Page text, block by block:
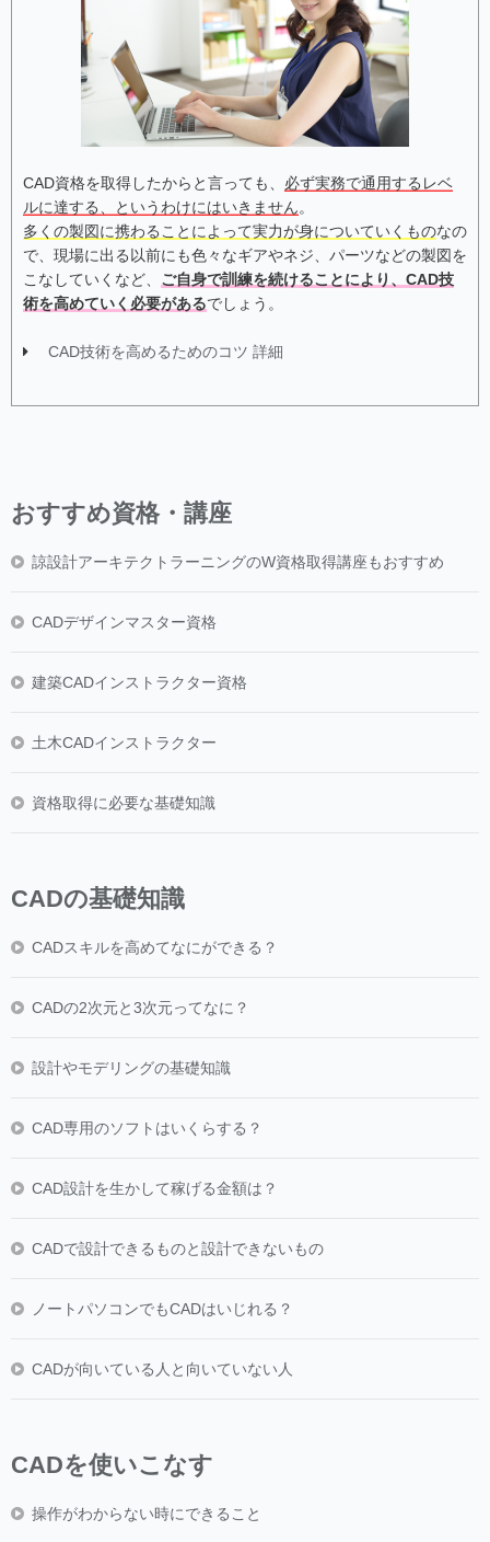
CAD資格を取得したからと言っても、 必ず実務で通用するレベ
ルに達する、というわけにはいきません。
多くの製図に携わることによって実力が身についていくものなの
で、現場に出る以前にも色々なギアやネジ、パーツなどの製図を
こなしていくなど、 ご自身で訓練を続けることにより、CAD技
術を高めていく必要があるでしょう。
CAD技術を高めるためのコツ 詳細
おすすめ資格・講座
諒設計アーキテクトラーニングのW資格取得講座もおすすめ
CADデザインマスター資格
建築CADインストラクター資格
土木CADインストラクター
資格取得に必要な基礎知識
CADの基礎知識
CADスキルを高めてなにができる？
CADの2次元と3次元ってなに？
設計やモデリングの基礎知識
CAD専用のソフトはいくらする？
CAD設計を生かして稼げる金額は？
CADで設計できるものと設計できないもの
ノートパソコンでもCADはいじれる？
CADが向いている人と向いていない人
CADを使いこなす
操作がわからない時にできること